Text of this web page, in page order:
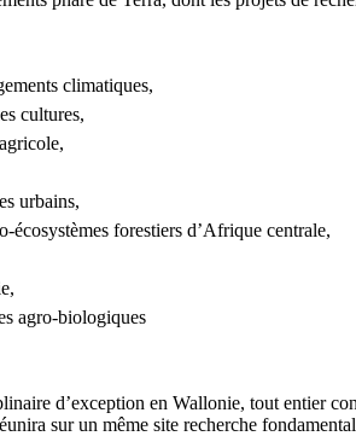
climatiques,
cultures,
urbains,
écosystèmes forestiers d’Afrique centrale,
agro-biologiques
d’exception en Wallonie, tout entier
sur un même site recherche